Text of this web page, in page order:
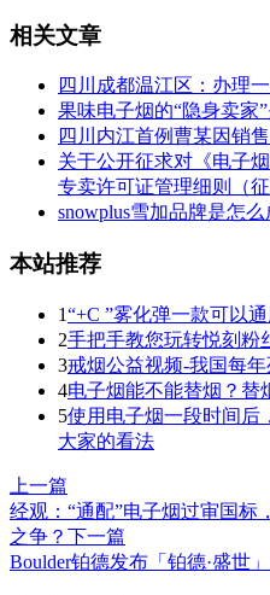
相关文章
四川成都温江区：办理
果味电子烟的“隐身卖家
四川内江首例曹某因销
关于公开征求对《电子
专卖许可证管理细则（
snowplus雪加品牌是怎
本站推荐
1“+C ”雾化弹一款可以
2手把手教您玩转悦刻粉
3戒烟公益视频-我国每
4电子烟能不能替烟？替
5使用电子烟一段时间后
大家的看法
上一篇
经观：“通配”电子烟过审国标
之争？ 下一篇
Boulder铂德发布「铂德·盛世